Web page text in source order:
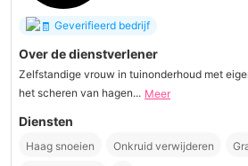
Geverifieerd bedrijf
Over de dienstverlener
Zelfstandige vrouw in tuinonderhoud met
het scheren van hagen... Meer
Diensten
Haag snoeien Onkruid verwijderen